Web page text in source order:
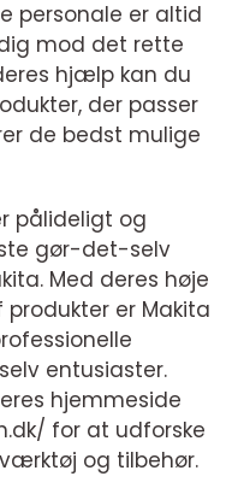
personale er altid
mod det rette
hjælp kan du
der passer
de bedst mulige
pålideligt og
gør-det-selv
Med deres høje
er Makita
entusiaster.
hjemmeside
for at udforske
og tilbehør.